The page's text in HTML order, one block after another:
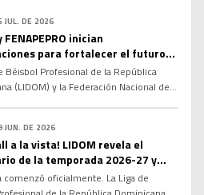
JUL. DE 2026
FENAPEPRO inician
para fortalecer el futuro
invernal dominicano
Béisbol Profesional de la República
(LIDOM) y la Federación Nacional de
marcando el inicio de un proceso de
busca consolidar las relaciones
y fortalecer la estructura del béisbol
dominicano de cara a las […]
JUN. DE 2026
a la vista! LIDOM revela el
de la temporada 2026-27 y
la cuenta regresiva
comenzó oficialmente. La Liga de